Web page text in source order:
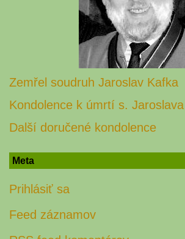
Zemřel soudruh Jaroslav Kafka
Kondolence k úmrtí s.
Další doručené kondolence
Meta
Prihlásiť sa
Feed záznamov